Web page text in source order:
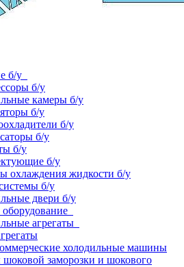
б/у
б/у
камеры б/у
б/у
б/у
б/у
б/у
б/у
охлаждения жидкости б/у
б/у
двери б/у
агрегаты
холодильные машины
заморозки и шокового